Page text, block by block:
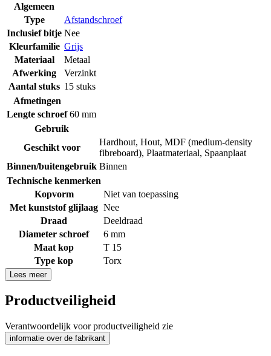
Algemeen
Type
Afstandschroef
Inclusief bitje Nee
Kleurfamilie Grijs
Materiaal
Metaal
Afwerking
Verzinkt
Aantal stuks 15 stuks
Afmetingen
Lengte schroef 60 mm
Gebruik
Geschikt voor
Hardhout, Hout, MDF (medium-density
fibreboard), Plaatmateriaal, Spaanplaat
Binnen/buitengebruik Binnen
Technische kenmerken
Kopvorm
Niet van toepassing
Met kunststof glijlaag Nee
Draad
Deeldraad
Diameter schroef
6 mm
Maat kop
T 15
Type kop
Torx
Lees meer
Productveiligheid
Verantwoordelijk voor productveiligheid zie
informatie over de fabrikant